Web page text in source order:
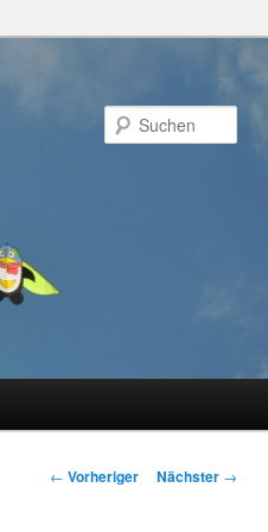
Beitragsnavigation
← Vorheriger Nächster →